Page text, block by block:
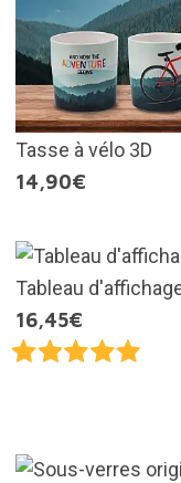
Tasse à vélo 3D
14,90€
Tableau
16,45€